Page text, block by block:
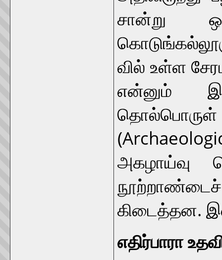
சான்று
வில் உள்ள
என்னும்
அகழாய்வு
கிடைத்தன.
எதிர்பாரா